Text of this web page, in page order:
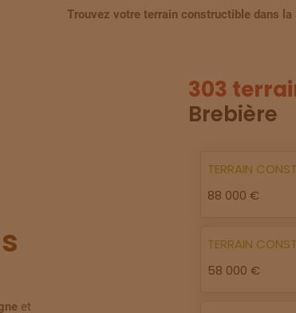
Trouvez votre terrain constructible dans la
et
303
Brebière
TERRAIN
88 000 €
TERRAIN
58 000 €